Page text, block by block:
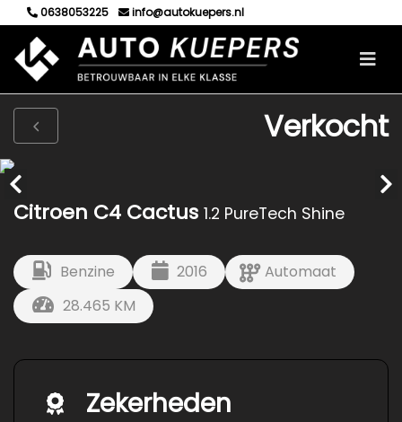
0638053225 info@autokuepers.nl
Verkocht
Citroen C4 Cactus 1.2 PureTech Shine
Benzine 2016
Automaat
28.465 KM
Zekerheden